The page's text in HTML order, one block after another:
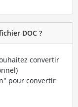
DOC ?
convertir
pour convertir